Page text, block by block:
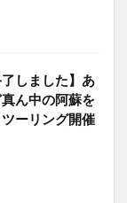
了しました】あ
ん中の阿蘇を
ーリング開催